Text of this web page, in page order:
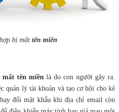
bị mất tên miền
mất tên miềnlà do con người gây ra.
quản lý tài khoản và tạo cơ hội cho kẻ
đổi mật khẩu khi địa chỉ email còn